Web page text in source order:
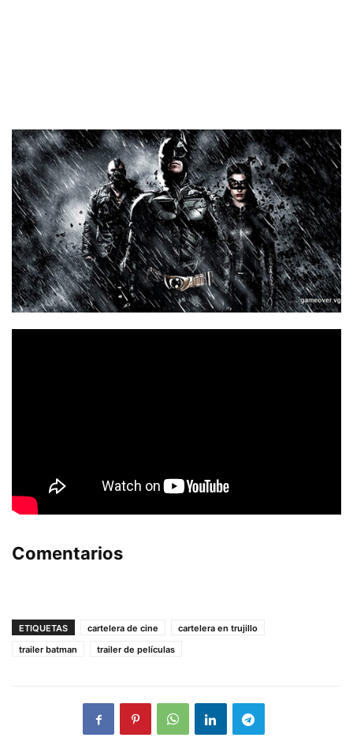
Comentarios
ETIQUETAS cartelera de cine
cartelera en trujillo
trailer batman
trailer de películas